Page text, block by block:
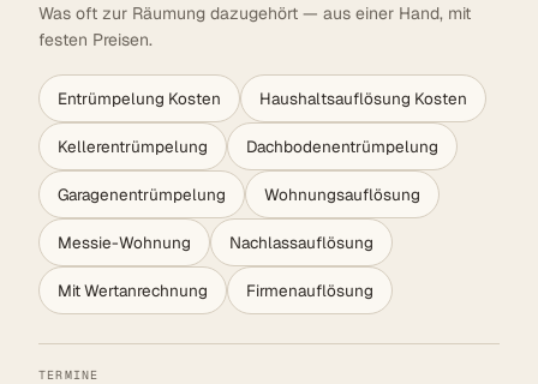
Was oft zur Räumung dazugehört — aus einer Hand, mit
festen Preisen.
Entrümpelung Kosten Haushaltsauflösung Kosten
Kellerentrümpelung Dachbodenentrümpelung
Garagenentrümpelung Wohnungsauflösung
Messie-Wohnung Nachlassauflösung
Mit Wertanrechnung Firmenauflösung
TERMINE